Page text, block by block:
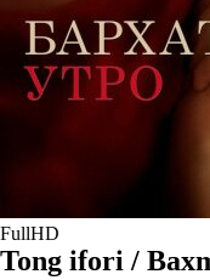
FullHD
Tong ifori /